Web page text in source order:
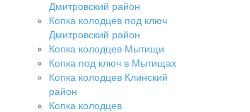
Дмитровский район
Копка колодцев под ключ
Дмитровский район
Копка колодцев Мытищи
Копка под ключ в Мытищах
Копка колодцев Клинский
район
Копка колодцев